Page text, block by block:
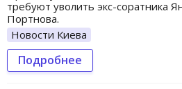
требуют уволить экс-соратника
Портнова.
Новости Киева
Подробнее